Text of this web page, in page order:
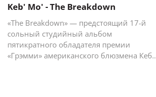
Keb' Mo' - The Breakdown
«The Breakdown» — предстоящий 17-й
сольный студийный альбом
пятикратного обладателя премии
«Грэмми» американского блюзмена Кеба